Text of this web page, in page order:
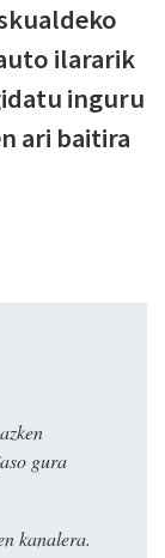
ilararik
inguru
ari baitira
gura
kanalera.